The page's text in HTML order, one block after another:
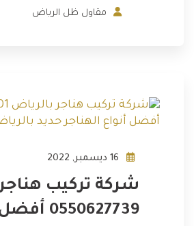
مقاول ظل الرياض
شركة تركيب